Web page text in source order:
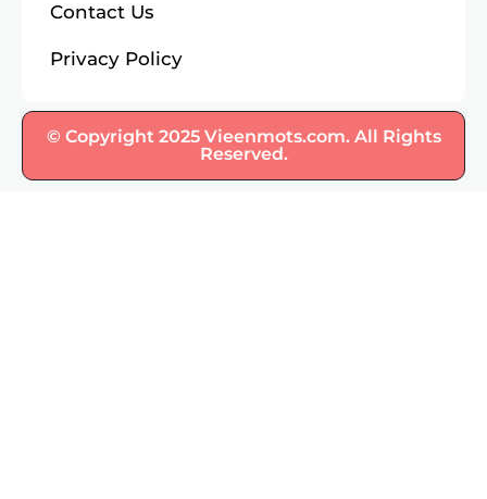
Contact Us
Privacy Policy
© Copyright 2025 Vieenmots.com. All Rights
Reserved.